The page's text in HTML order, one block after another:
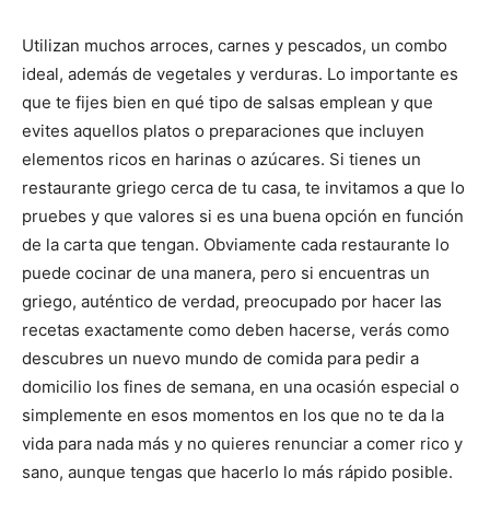
Utilizan muchos arroces, carnes y pescados, un combo
ideal, además de vegetales y verduras. Lo importante es
que te fijes bien en qué tipo de salsas emplean y que
evites aquellos platos o preparaciones que incluyen
elementos ricos en harinas o azúcares. Si tienes un
restaurante griego cerca de tu casa, te invitamos a que lo
pruebes y que valores si es una buena opción en función
de la carta que tengan. Obviamente cada restaurante lo
puede cocinar de una manera, pero si encuentras un
griego, auténtico de verdad, preocupado por hacer las
recetas exactamente como deben hacerse, verás como
descubres un nuevo mundo de comida para pedir a
domicilio los fines de semana, en una ocasión especial o
simplemente en esos momentos en los que no te da la
vida para nada más y no quieres renunciar a comer rico y
sano, aunque tengas que hacerlo lo más rápido posible.